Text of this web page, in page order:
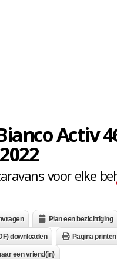
Activ
voor elke
Plan een bezichtiging
downloaden Pagina printen
een vriend(in)